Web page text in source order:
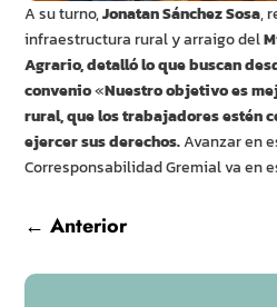
A su turno,Jonatan Sánchez Sosa,
infraestructura rural y arraigo del
Agrario, detalló lo que buscan
convenio«Nuestro objetivo es
rural, que los trabajadores estén
ejercer sus derechos.Avanzar en
Corresponsabilidad Gremial va en
←Anterior